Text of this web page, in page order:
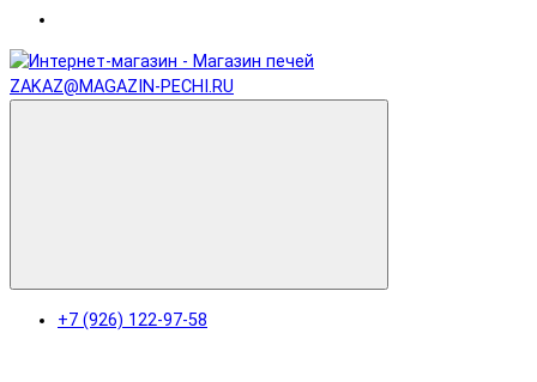
ZAKAZ@MAGAZIN-PECHI.RU
+7 (926) 122-97-58